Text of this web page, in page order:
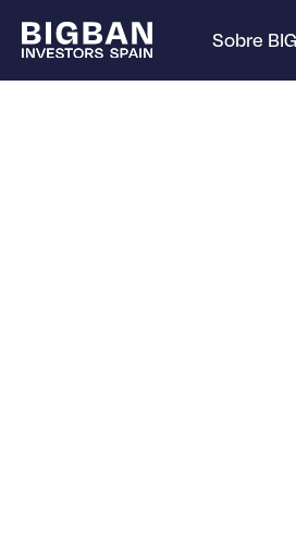
Sobre